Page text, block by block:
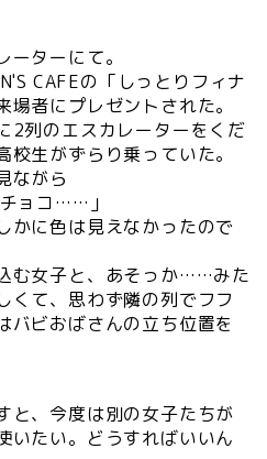
ターにて。
CAFEの「しっとりフィナ
者にプレゼントされた。
2列のエスカレーターをくだ
生がずらり乗っていた。
ながら
ョコ……」
かに色は見えなかったので
む女子と、あそっか……みた
くて、思わず隣の列でフフ
バビおばさんの立ち位置を
と、今度は別の女子たちが
いたい。どうすればいいん